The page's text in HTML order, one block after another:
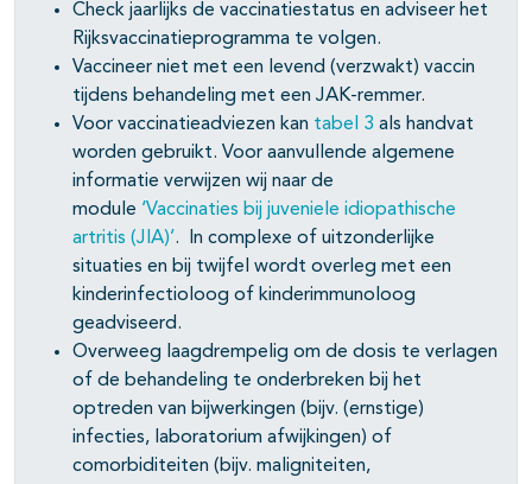
Check jaarlijks de vaccinatiestatus en adviseer het
Rijksvaccinatieprogramma te volgen.
Vaccineer niet met een levend (verzwakt) vaccin
tijdens behandeling met een JAK-remmer.
Voor vaccinatieadviezen kan tabel 3 als handvat
worden gebruikt. Voor aanvullende algemene
informatie verwijzen wij naar de
module ‘Vaccinaties bij juveniele idiopathische
artritis (JIA)’. In complexe of uitzonderlijke
situaties en bij twijfel wordt overleg met een
kinderinfectioloog of kinderimmunoloog
geadviseerd.
Overweeg laagdrempelig om de dosis te verlagen
of de behandeling te onderbreken bij het
optreden van bijwerkingen (bijv. (ernstige)
infecties, laboratorium afwijkingen) of
comorbiditeiten (bijv. maligniteiten,